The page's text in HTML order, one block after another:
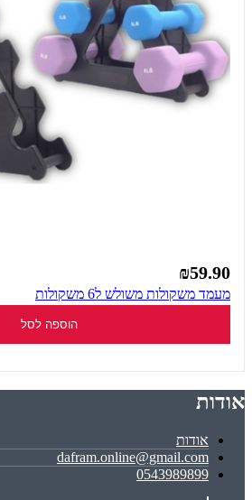
₪59.90
מעמד משקולות משולש ל6 משקולות
הוספה לסל
אודות
אודות
dafram.online@gmail.com
0543989899